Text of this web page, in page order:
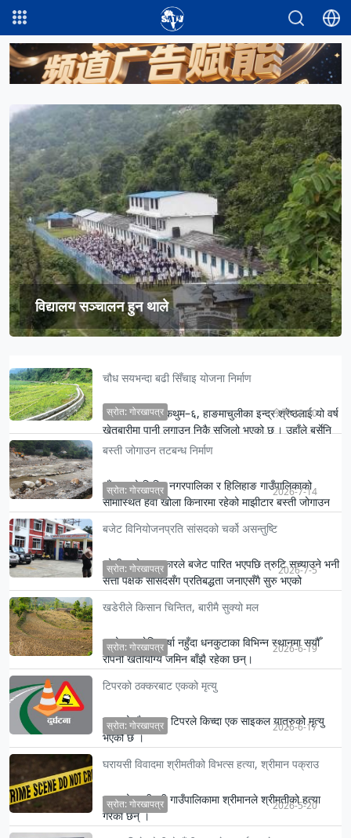
विद्यालय सञ्चालन हुन थाले
चौध सयभन्दा बढी सिँचाइ योजना निर्माण
इलामको फाकफोकथुम–६, हाङमाचुलीका इन्द्र श्रेष्ठलाई यो वर्ष
खेतबारीमा पानी लगाउन निकै सजिलो भएको छ । उहाँले बर्सेनि
पैसा…
स्रोत: गोरखापत्र 今天 12:20
बस्ती जोगाउन तटबन्ध निर्माण
पाँचथरको फिदिम नगरपालिका र हिलिहाङ गाउँपालिकाको
सीमास्थित हेंवा खोला किनारमा रहेको माझीटार बस्ती जोगाउन
स्रोत: गोरखापत्र 2026-7-14
बजेट विनियोजनप्रति सांसदको चर्को असन्तुष्टि
कोशी प्रदेश सरकारले बजेट पारित भएपछि त्रुटि सच्याउने भनी
सत्ता पक्षकै सांसदसँग प्रतिबद्धता जनाएसँगै सुरु भएको
स्रोत: गोरखापत्र 2026-7-5
खडेरीले किसान चिन्तित, बारीमै सुक्यो मल
लामो समयदेखि वर्षा नहुँदा धनकुटाका विभिन्न स्थानमा सयौँ
रोपनी खेतीयोग्य जमिन बाँझै रहेका छन्।
स्रोत: गोरखापत्र 2026-6-19
टिपरको ठक्करबाट एकको मृत्यु
झापाको गौरादहमा टिपरले किच्दा एक साइकल यात्रुको मृत्यु
भएको छ ।
स्रोत: गोरखापत्र 2026-6-17
घरायसी विवादमा श्रीमतीको विभत्स हत्या, श्रीमान पक्राउ
झापाको हल्दीबारी गाउँपालिकामा श्रीमानले श्रीमतीको हत्या
गरेका छन् ।
स्रोत: गोरखापत्र 2026-5-20